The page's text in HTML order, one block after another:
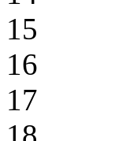
15
16
17